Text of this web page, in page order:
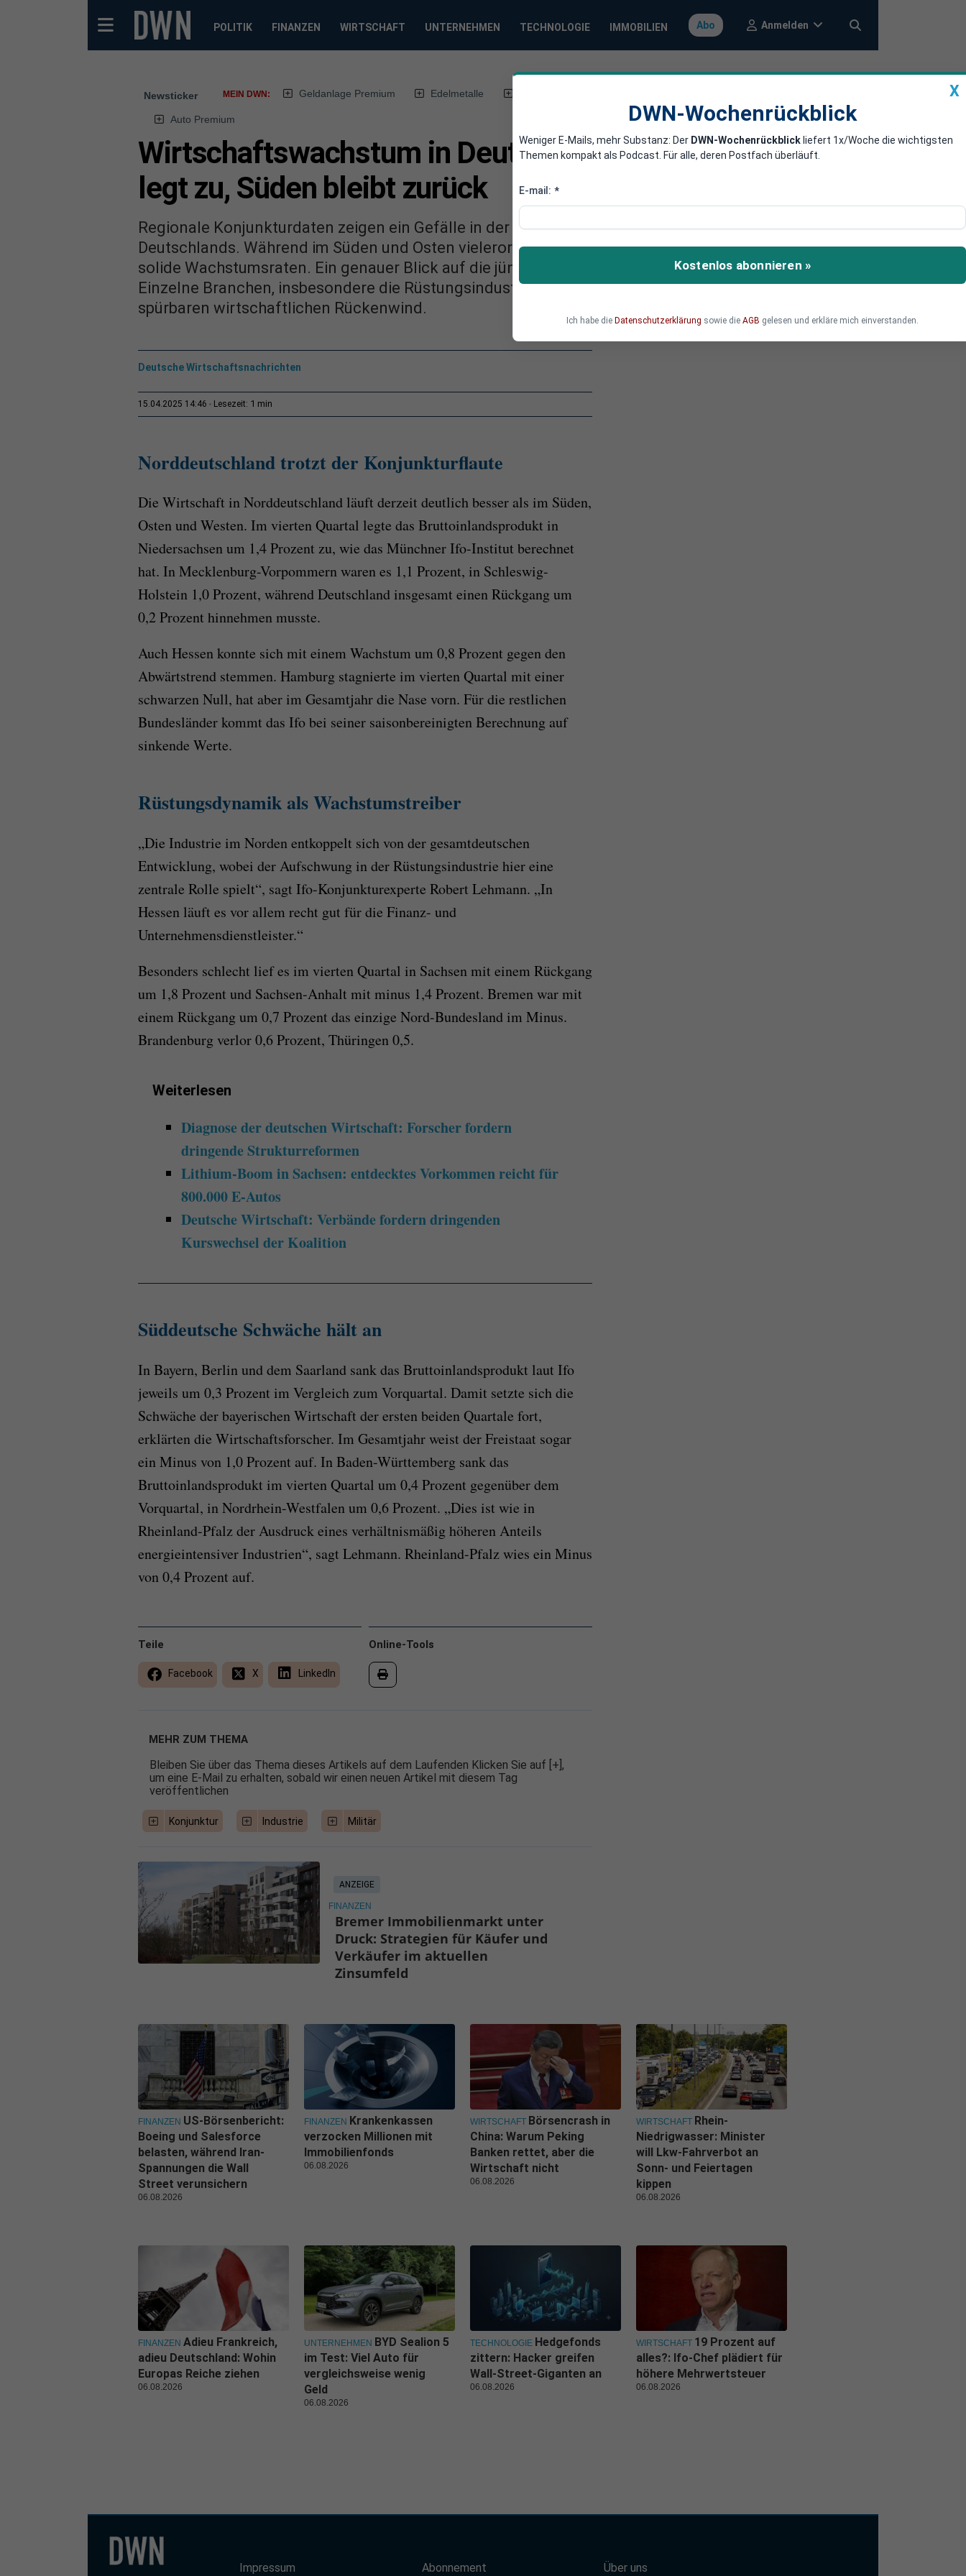
POLITIK FINANZEN WIRTSCHAFT UNTERNEHMEN TECHNOLOGIE IMMOBILIEN Abo Anmelden
Newsticker MEIN DWN: Geldanlage Premium Edelmetalle
Auto Premium
Wirtschaftswachstum in Deutschland 2025: Norden
legt zu, Süden bleibt zurück
Regionale Konjunkturdaten zeigen ein Gefälle in der wirtschaftlichen Entwicklung
Deutschlands. Während im Süden und Osten vielerorts Flaute herrscht, verzeichnet der Norden
solide Wachstumsraten. Ein genauer Blick auf die jüngsten Zahlen des Ifo-Instituts offenbart:
Einzelne Branchen, insbesondere die Rüstungsindustrie, geben in bestimmten Regionen
spürbaren wirtschaftlichen Rückenwind.
Deutsche Wirtschaftsnachrichten
15.04.2025 14:46 Lesezeit: 1 min
Norddeutschland trotzt der Konjunkturflaute
Die Wirtschaft in Norddeutschland läuft derzeit deutlich besser als im Süden,
Osten und Westen. Im vierten Quartal legte das Bruttoinlandsprodukt in
Niedersachsen um 1,4 Prozent zu, wie das Münchner Ifo-Institut berechnet
hat. In Mecklenburg-Vorpommern waren es 1,1 Prozent, in Schleswig-
Holstein 1,0 Prozent, während Deutschland insgesamt einen Rückgang um
0,2 Prozent hinnehmen musste.
Auch Hessen konnte sich mit einem Wachstum um 0,8 Prozent gegen den
Abwärtstrend stemmen. Hamburg stagnierte im vierten Quartal mit einer
schwarzen Null, hat aber im Gesamtjahr die Nase vorn. Für die restlichen
Bundesländer kommt das Ifo bei seiner saisonbereinigten Berechnung auf
sinkende Werte.
Rüstungsdynamik als Wachstumstreiber
„Die Industrie im Norden entkoppelt sich von der gesamtdeutschen
Entwicklung, wobei der Aufschwung in der Rüstungsindustrie hier eine
zentrale Rolle spielt“, sagt Ifo-Konjunkturexperte Robert Lehmann. „In
Hessen läuft es vor allem recht gut für die Finanz- und
Unternehmensdienstleister.“
Besonders schlecht lief es im vierten Quartal in Sachsen mit einem Rückgang
um 1,8 Prozent und Sachsen-Anhalt mit minus 1,4 Prozent. Bremen war mit
einem Rückgang um 0,7 Prozent das einzige Nord-Bundesland im Minus.
Brandenburg verlor 0,6 Prozent, Thüringen 0,5.
Weiterlesen
Diagnose der deutschen Wirtschaft: Forscher fordern
dringende Strukturreformen
Lithium-Boom in Sachsen: entdecktes Vorkommen reicht für
800.000 E-Autos
Deutsche Wirtschaft: Verbände fordern dringenden
Kurswechsel der Koalition
Süddeutsche Schwäche hält an
In Bayern, Berlin und dem Saarland sank das Bruttoinlandsprodukt laut Ifo
jeweils um 0,3 Prozent im Vergleich zum Vorquartal. Damit setzte sich die
Schwäche der bayerischen Wirtschaft der ersten beiden Quartale fort,
erklärten die Wirtschaftsforscher. Im Gesamtjahr weist der Freistaat sogar
ein Minus von 1,0 Prozent auf. In Baden-Württemberg sank das
Bruttoinlandsprodukt im vierten Quartal um 0,4 Prozent gegenüber dem
Vorquartal, in Nordrhein-Westfalen um 0,6 Prozent. „Dies ist wie in
Rheinland-Pfalz der Ausdruck eines verhältnismäßig höheren Anteils
energieintensiver Industrien“, sagt Lehmann. Rheinland-Pfalz wies ein Minus
von 0,4 Prozent auf.
Online-Tools
Teile
Facebook X LinkedIn
MEHR ZUM THEMA
Bleiben Sie über das Thema dieses Artikels auf dem Laufenden Klicken Sie auf [+],
um eine E-Mail zu erhalten, sobald wir einen neuen Artikel mit diesem Tag
veröffentlichen
Konjunktur Industrie Militär
ANZEIGE
FINANZEN
Bremer Immobilienmarkt unter
Druck: Strategien für Käufer und
Verkäufer im aktuellen
Zinsumfeld
X
DWN-Wochenrückblick
Weniger E-Mails, mehr Substanz: Der DWN-Wochenrückblick liefert 1x/Woche die wichtigsten
Themen kompakt als Podcast. Für alle, deren Postfach überläuft.
E-mail: *
Kostenlos abonnieren »
Ich habe die Datenschutzerklärung sowie die AGB gelesen und erkläre mich einverstanden.
FINANZEN US-Börsenbericht:
Boeing und Salesforce
belasten, während Iran-
Spannungen die Wall
Street verunsichern
06.08.2026
FINANZEN Krankenkassen
verzocken Millionen mit
Immobilienfonds
06.08.2026
WIRTSCHAFT Börsencrash in
China: Warum Peking
Banken rettet, aber die
Wirtschaft nicht
06.08.2026
WIRTSCHAFT Rhein-
Niedrigwasser: Minister
will Lkw-Fahrverbot an
Sonn- und Feiertagen
kippen
06.08.2026
FINANZEN Adieu Frankreich,
adieu Deutschland: Wohin
Europas Reiche ziehen
06.08.2026
UNTERNEHMEN BYD Sealion 5
im Test: Viel Auto für
vergleichsweise wenig
Geld
06.08.2026
TECHNOLOGIE Hedgefonds
zittern: Hacker greifen
Wall-Street-Giganten an
06.08.2026
WIRTSCHAFT 19 Prozent auf
alles?: Ifo-Chef plädiert für
höhere Mehrwertsteuer
06.08.2026
Impressum Abonnement Über uns